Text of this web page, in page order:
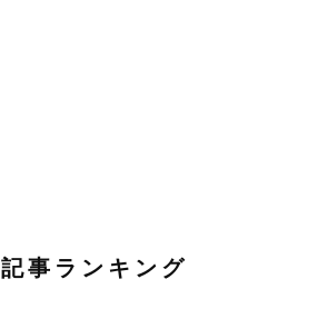
記事ランキング